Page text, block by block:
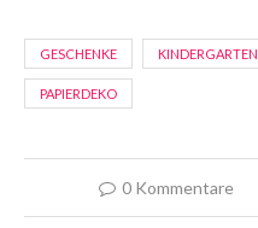
GESCHENKE KINDERGARTEN
PAPIERDEKO
0 Kommentare